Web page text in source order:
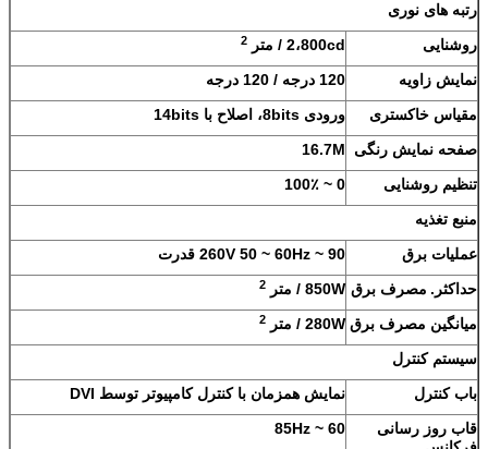
رتبه های نوری
روشنایی
2،800cd / متر 2
نمایش زاویه
120 درجه / 120 درجه
مقیاس خاکستری
ورودی 8bits، اصلاح با 14bits
صفحه نمایش رنگی
16.7M
تنظیم روشنایی
0 ~ 100٪
منبع تغذیه
عملیات برق
90 ~
260V 50 ~ 60Hz قدرت
حداکثر. مصرف برق 850W / متر 2
میانگین مصرف برق 280W / متر 2
سیستم کنترل
باب کنترل
نمایش همزمان با کنترل کامپیوتر توسط DVI
قاب روز رسانی
60 ~ 85Hz